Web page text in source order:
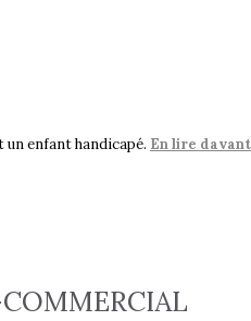
un enfant handicapé. En lire